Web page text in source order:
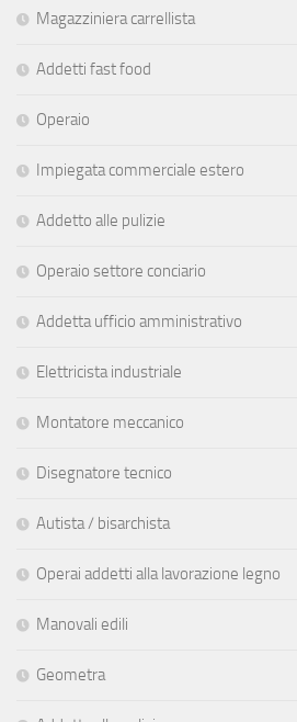
Magazziniera carrellista
Addetti fast food
Operaio
Impiegata commerciale estero
Addetto alle pulizie
Operaio settore conciario
Addetta ufficio amministrativo
Elettricista industriale
Montatore meccanico
Disegnatore tecnico
Autista / bisarchista
Operai addetti alla lavorazione legno
Manovali edili
Geometra